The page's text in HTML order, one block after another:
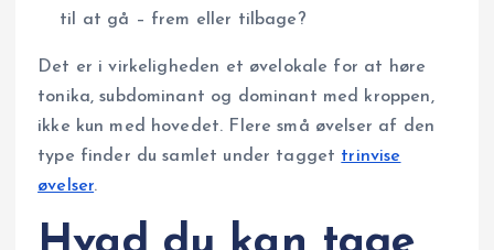
til at gå – frem eller tilbage?
Det er i virkeligheden et øvelokale for at høre
tonika, subdominant og dominant med kroppen,
ikke kun med hovedet. Flere små øvelser af den
type finder du samlet under tagget trinvise
øvelser.